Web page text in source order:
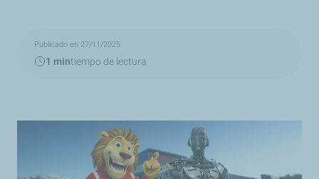
Publicado en 27/11/2025
1 mintiempo de lectura